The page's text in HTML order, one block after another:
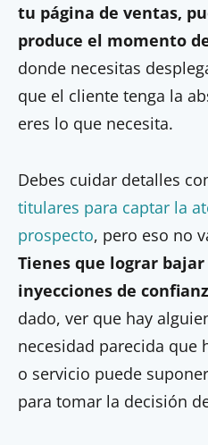
tu página de ventas,
produce el momento
donde necesitas
que el cliente tenga la
eres lo que necesita.
Debes cuidar detalles
titulares para captar la
prospecto, pero eso no
Tienes que lograr
inyecciones de
dado, ver que hay
necesidad parecida que
o servicio puede
para tomar la decisión